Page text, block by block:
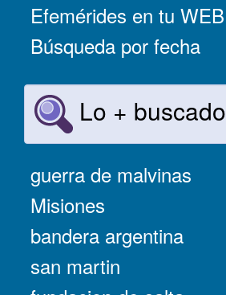
Efemérides en tu WEB
Búsqueda por fecha
Lo + buscado
guerra de malvinas
Misiones
bandera argentina
san martin